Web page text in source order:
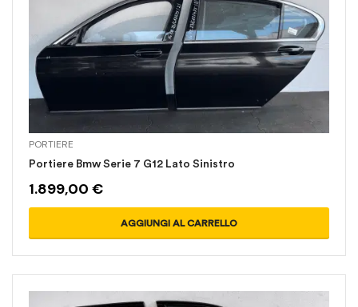
PORTIERE
Portiere Bmw Serie 7 G12 Lato Sinistro
1.899,00 €
AGGIUNGI AL CARRELLO